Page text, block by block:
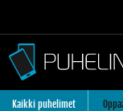
Kaikki puhelimet